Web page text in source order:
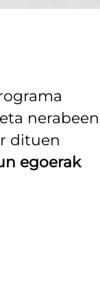
nerabeen
dituen
egoerak